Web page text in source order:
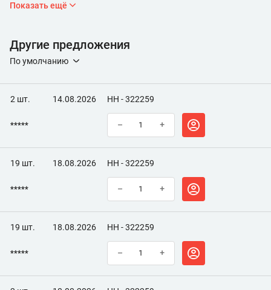
Показать ещё
Другие предложения
По умолчанию
2 шт. 14.08.2026 НН - 322259
***** – +
19 шт. 18.08.2026 НН - 322259
***** – +
19 шт. 18.08.2026 НН - 322259
***** – +